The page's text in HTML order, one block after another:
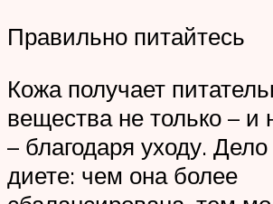
Правильно питайтесь
Кожа получает
вещества не только – и
– благодаря уходу.
диете: чем она более